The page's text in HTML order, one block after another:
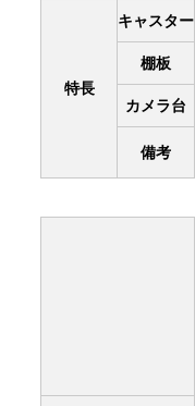
特長
キャスター
棚板
カメラ台
備考